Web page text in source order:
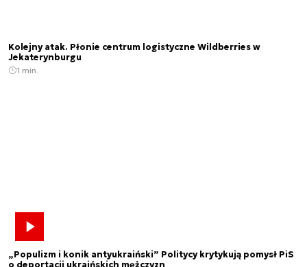
Kolejny atak. Płonie centrum logistyczne Wildberries w
Jekaterynburgu
1 min.
„Populizm i konik antyukraiński” Politycy krytykują pomysł PiS
o deportacji ukraińskich mężczyzn